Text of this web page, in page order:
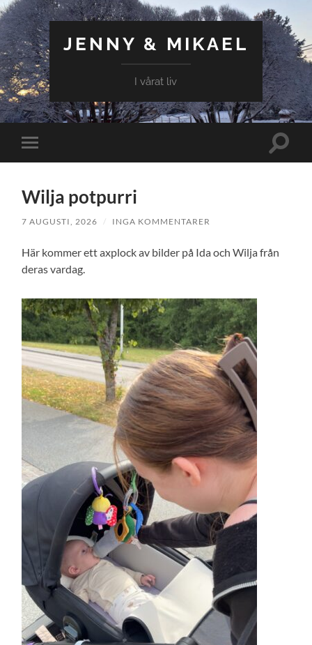
JENNY & MIKAEL
I vårat liv
Slå
på/av
Slå
Wilja potpurri
7 AUGUSTI, 2026 / INGA KOMMENTARER
Här kommer ett axplock av bilder på Ida och Wilja från
deras vardag.